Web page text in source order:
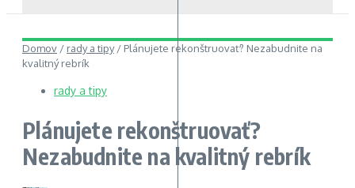
Domov / rady a tipy/ Plánujete rekonštruovať? Nezabudnite na
kvalitný rebrík
rady a tipy
Plánujete rekonštruovať?
Nezabudnite na kvalitný rebrík